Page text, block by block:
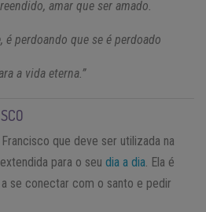
amar que ser amado.
é perdoando que se é perdoado
a vida eterna.”
que deve ser utilizada na
para o seu dia a dia . Ela é
se conectar com o santo e pedir